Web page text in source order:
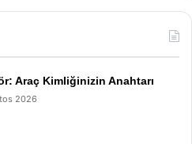
Araç Kimliğinizin Anahtarı
2026